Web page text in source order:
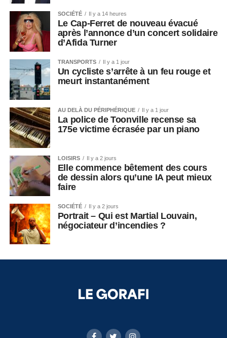
SOCIÉTÉ Il y a 14 heures
Le Cap-Ferret de nouveau évacué
après l’annonce d’un concert solidaire
d’Afida Turner
TRANSPORTS Il y a 1 jour
Un cycliste s’arrête à un feu rouge et
meurt instantanément
AU DELÀ DU PÉRIPHÉRIQUE Il y a 1 jour
La police de Toonville recense sa
175e victime écrasée par un piano
LOISIRS Il y a 2 jours
Elle commence bêtement des cours
de dessin alors qu’une IA peut mieux
faire
SOCIÉTÉ Il y a 2 jours
Portrait – Qui est Martial Louvain,
négociateur d’incendies ?